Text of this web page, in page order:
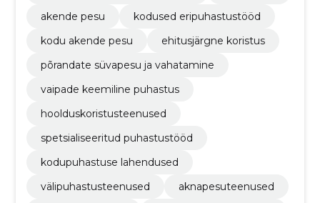
akende pesu
kodused eripuhastustööd
kodu akende pesu
ehitusjärgne koristus
põrandate süvapesu ja vahatamine
vaipade keemiline puhastus
hoolduskoristusteenused
spetsialiseeritud puhastustööd
kodupuhastuse lahendused
välipuhastusteenused
aknapesuteenused